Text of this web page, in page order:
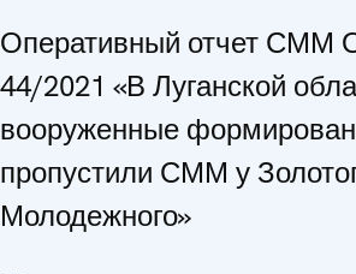
Оперативный отчет
44/2021 «В Луганской
вооруженные
пропустили СММ у
Молодежного»